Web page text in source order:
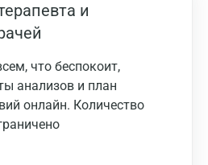
и
что беспокоит,
анализов и план
онлайн. Количество